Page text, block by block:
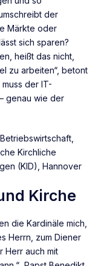
der
Märkte oder
sich sparen?
heißt das nicht,
zu arbeiten“, betont
der IT-
genau wie der
Kirchliche
(KID), Hannover
Kirche
die Kardinäle mich,
Herrn, zum Diener
Herr auch mit